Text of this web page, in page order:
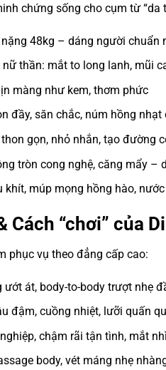
chứng sống cho cụm từ “da
nặng 48kg – dáng người chuẩn
thần: mắt to long lanh, mũi
màng như kem, thơm phức
đầy, săn chắc, núm hồng
thon gọn, nhỏ nhắn, tạo đường
tròn cong nghệ, căng mẩy –
khít, múp mọng hồng hào,
Cách “chơi” của
phục vụ theo đẳng cấp cao:
ướt át, body-to-body trượt nhẹ
đậm, cuồng nhiệt, lưỡi quấn
chậm rãi tận tình, mắt
body, vét máng nhẹ